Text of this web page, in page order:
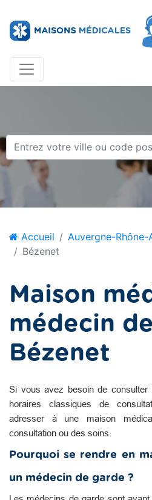
Accueil Auvergne-Rhône-
Bézenet
Maison
médecin
Bézenet
Si vous avez besoin de consulter
horaires classiques de
adresser à une maison
consultation ou des soins.
Pourquoi se rendre en
un médecin de garde ?